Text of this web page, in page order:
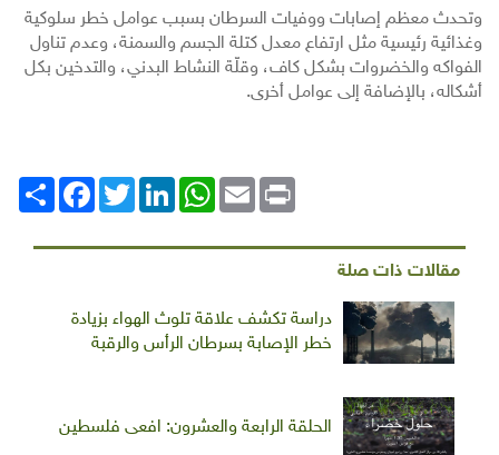
وتحدث معظم إصابات ووفيات السرطان بسبب عوامل خطر سلوكية
وغذائية رئيسية مثل ارتفاع معدل كتلة الجسم والسمنة، وعدم تناول
الفواكه والخضروات بشكل كاف، وقلّة النشاط البدني، والتدخين بكل
أشكاله، بالإضافة إلى عوامل أخرى.
انشر
FacebookTwitterLinkedIn
WhatsAppEmail Print
مقالات ذات صلة
دراسة تكشف علاقة تلوث الهواء بزيادة
خطر الإصابة بسرطان الرأس والرقبة
الحلقة الرابعة والعشرون: افعى فلسطين